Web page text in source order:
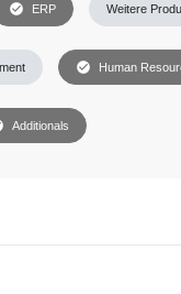
check_circle ERP
check_circle Human
Additionals
Weitere